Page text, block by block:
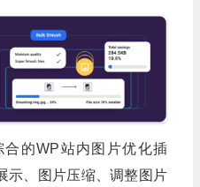
合的WP站内图片优化插
示、图片压缩、调整图片